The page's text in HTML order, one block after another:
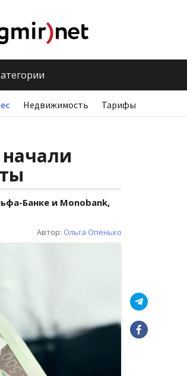
Недвижимость Тарифы
Банке и Monobank,
Автор: Ольга Опенько